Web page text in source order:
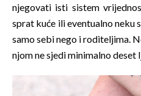
njegovati isti sistem
sprat kuće ili eventualno neku
samo sebi nego i roditeljima.
njom ne sjedi minimalno deset